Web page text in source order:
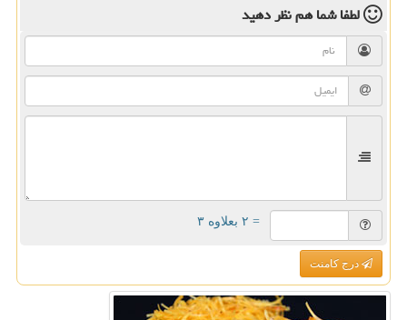
لطفا شما همنظر دهید
= ۲ بعلاوه ۳
درج کامنت